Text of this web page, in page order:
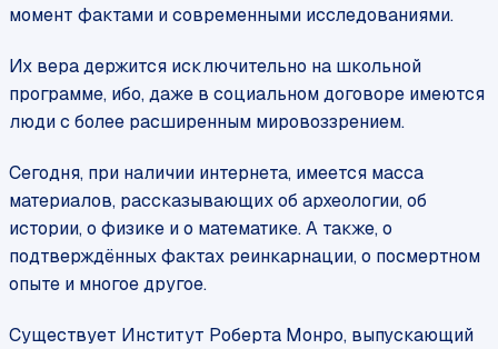
момент фактами и современными исследованиями.
Их вера держится исключительно на школьной
программе, ибо, даже в социальном договоре имеются
люди с более расширенным мировоззрением.
Сегодня, при наличии интернета, имеется масса
материалов, рассказывающих об археологии, об
истории, о физике и о математике. А также, о
подтверждённых фактах реинкарнации, о посмертном
опыте и многое другое.
Существует Институт Роберта Монро, выпускающий